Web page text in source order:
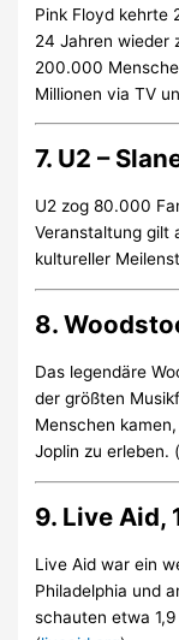
Pink Floyd kehrte
24 Jahren wieder
200.000
Millionen via TV
7. U2 –
U2 zog 80.000
Veranstaltung gilt
kultureller
8.
Das legendäre
der größten
Menschen
Joplin zu erleben.
9. Live Aid,
Live Aid war ein
Philadelphia und
schauten etwa